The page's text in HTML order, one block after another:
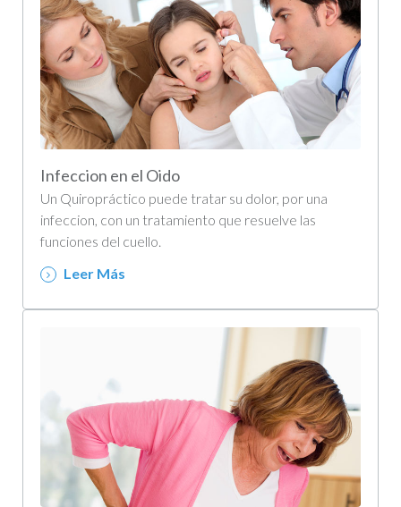
Infeccion en el Oido
Un Quiropráctico puede tratar su dolor, por una
infeccion, con un tratamiento que resuelve las
funciones del cuello.
Leer Más